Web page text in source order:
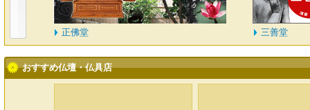
正佛堂 三善堂
おすすめ仏壇・仏具店